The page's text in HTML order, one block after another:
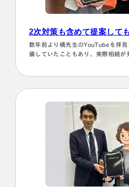
2次対策も含めて提案して
数年前より橘先生のYouTubeを拝
備していたこともあり、実際相続が